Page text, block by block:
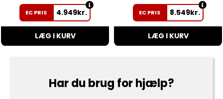
EC PRIS 4.949kr.
LÆG I KURV
EC PRIS 8.549kr.
LÆG I KURV
Har du brug for hjælp?